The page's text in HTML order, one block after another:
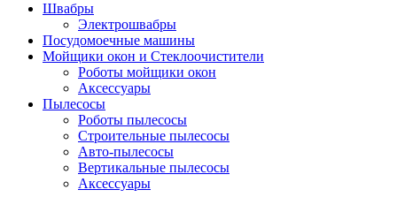
Швабры
Электрошвабры
Посудомоечные машины
Мойщики окон и Стеклоочистители
Роботы мойщики окон
Аксессуары
Пылесосы
Роботы пылесосы
Строительные пылесосы
Авто-пылесосы
Вертикальные пылесосы
Аксессуары